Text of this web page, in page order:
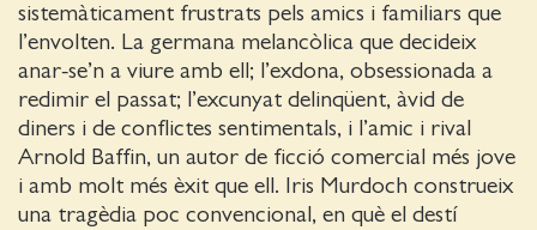
sistemàticament frustrats pels amics i familiars que
l’envolten. La germana melancòlica que decideix
anar-se’n a viure amb ell; l’exdona, obsessionada a
redimir el passat; l’excunyat delinqüent, àvid de
diners i de conflictes sentimentals, i l’amic i rival
Arnold Baffin, un autor de ficció comercial més jove
i amb molt més èxit que ell. Iris Murdoch construeix
una tragèdia poc convencional, en què el destí